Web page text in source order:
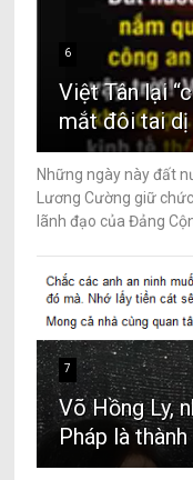
6
Việt Tân lại
mắt đôi tai
Những ngày này đất
Lương Cường giữ
lãnh đạo của Đảng
7
Võ Hồng Ly,
Pháp là